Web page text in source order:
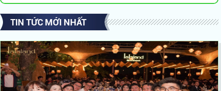
TIN TỨC MỚI NHẤT